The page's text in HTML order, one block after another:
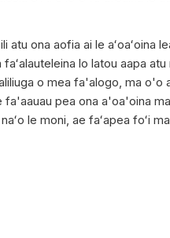
atu ona aofia ai le aʻoaʻoina
lo latou aapa atu
o mea fa'alogo, ma o'o
pea ona a'oa'oina
le moni, ae faʻapea foʻi